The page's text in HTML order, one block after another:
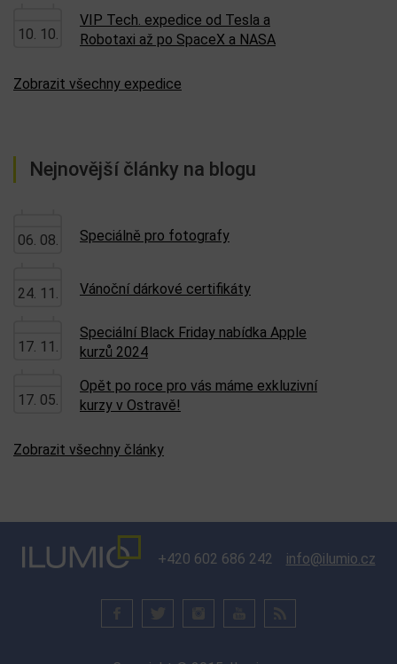
10. 10.
VIP Tech. expedice od Tesla a
Robotaxi až po SpaceX a NASA
Zobrazit všechny expedice
Nejnovější články na blogu
06. 08. Speciálně pro fotografy
24. 11. Vánoční dárkové certifikáty
17. 11.
Speciální Black Friday nabídka Apple
kurzů 2024
17. 05.
Opět po roce pro vás máme exkluzivní
kurzy v Ostravě!
Zobrazit všechny články
+420 602 686 242 info@ilumio.cz